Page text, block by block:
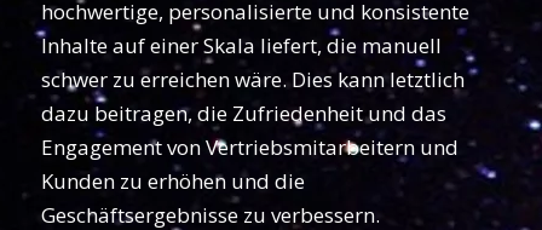
hochwertige, personalisierte und konsistente
Inhalte auf einer Skala liefert, die manuell
schwer zu erreichen wäre. Dies kann letztlich
dazu beitragen, die Zufriedenheit und das
Engagement von Vertriebsmitarbeitern und
Kunden zu erhöhen und die
Geschäftsergebnisse zu verbessern.